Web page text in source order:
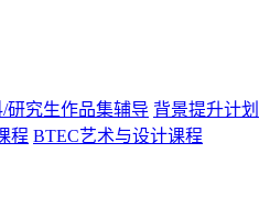
研究生作品集辅导 背景提升计划
程 BTEC艺术与设计课程